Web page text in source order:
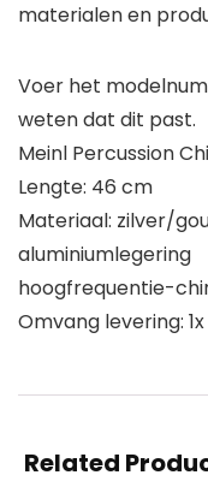
materialen en
Voer het
weten dat dit past.
Meinl Percussion
Lengte: 46 cm
Materiaal: zilver/
aluminiumlegering
hoogfrequentie-
Omvang levering: 1x
Related